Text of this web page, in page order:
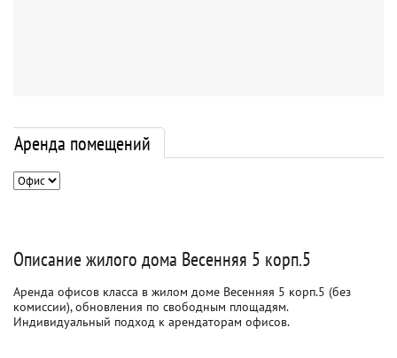
Аренда помещений
Описание жилого дома Весенняя 5 корп.5
Аренда офисов класса в жилом доме Весенняя 5 корп.5 (без
комиссии), обновления по свободным площадям.
Индивидуальный подход к арендаторам офисов.